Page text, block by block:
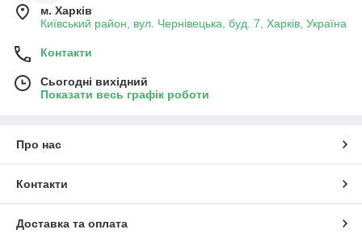
м. Харків
Київський район, вул. Чернівецька, буд. 7, Харків, Україна
Контакти
Сьогодні вихідний
Показати весь графік роботи
Про нас
Контакти
Доставка та оплата